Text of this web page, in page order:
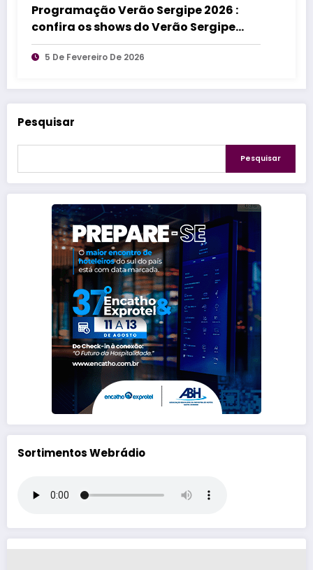
Programação Verão Sergipe 2026 :
confira os shows do Verão Sergipe
2026
5 De Fevereiro De 2026
Pesquisar
Pesquisar
Sortimentos Webrádio